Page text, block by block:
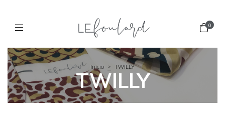
0
Início > TWILLY
TWILLY